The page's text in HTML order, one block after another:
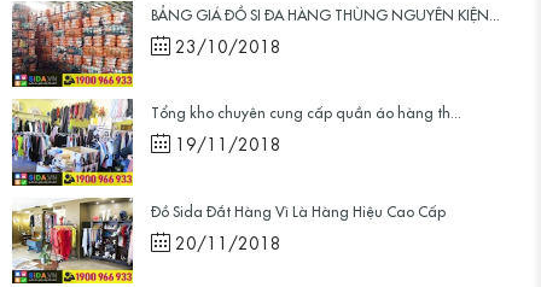
BẢNG GIÁ ĐỒ SI ĐA HÀNG THÙNG NGUYÊN KIỆN...
23/10/2018
Tổng kho chuyên cung cấp quần áo hàng th...
19/11/2018
Đồ Sida Đắt Hàng Vì Là Hàng Hiệu Cao Cấp
20/11/2018